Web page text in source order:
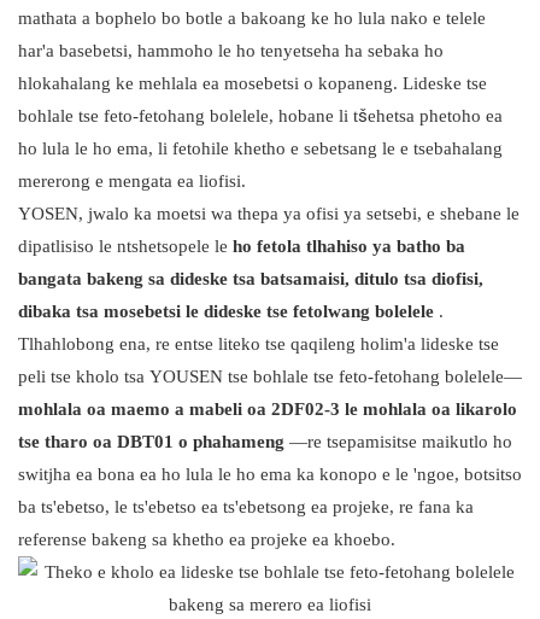
mathata a bophelo bo botle a bakoang ke ho lula nako e telele
har'a basebetsi, hammoho le ho tenyetseha ha sebaka ho
hlokahalang ke mehlala ea mosebetsi o kopaneng. Lideske tse
bohlale tse feto-fetohang bolelele, hobane li tšehetsa phetoho ea
ho lula le ho ema, li fetohile khetho e sebetsang le e tsebahalang
mererong e mengata ea liofisi.
YOSEN, jwalo ka moetsi wa thepa ya ofisi ya setsebi, e shebane le
dipatlisiso le ntshetsopele le ho fetola tlhahiso ya batho ba
bangata bakeng sa dideske tsa batsamaisi, ditulo tsa diofisi,
dibaka tsa mosebetsi le dideske tse fetolwang bolelele .
Tlhahlobong ena, re entse liteko tse qaqileng holim'a lideske tse
peli tse kholo tsa YOUSEN tse bohlale tse feto-fetohang bolelele—
mohlala oa maemo a mabeli oa 2DF02-3 le mohlala oa likarolo
tse tharo oa DBT01 o phahameng —re tsepamisitse maikutlo ho
switjha ea bona ea ho lula le ho ema ka konopo e le 'ngoe, botsitso
ba ts'ebetso, le ts'ebetso ea ts'ebetsong ea projeke, re fana ka
referense bakeng sa khetho ea projeke ea khoebo.